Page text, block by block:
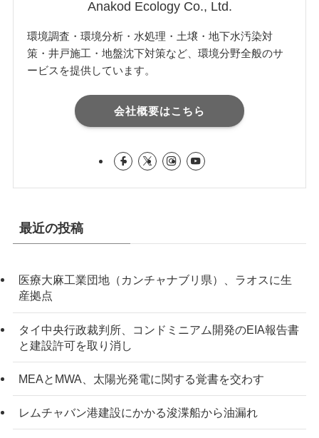
Anakod Ecology Co., Ltd.
環境調査・環境分析・水処理・土壌・地下水汚染対
策・井戸施工・地盤沈下対策など、環境分野全般のサ
ービスを提供しています。
会社概要はこちら
最近の投稿
医療大麻工業団地（カンチャナブリ県）、ラオスに生
産拠点
タイ中央行政裁判所、コンドミニアム開発のEIA報告書
と建設許可を取り消し
MEAとMWA、太陽光発電に関する覚書を交わす
レムチャバン港建設にかかる浚渫船から油漏れ